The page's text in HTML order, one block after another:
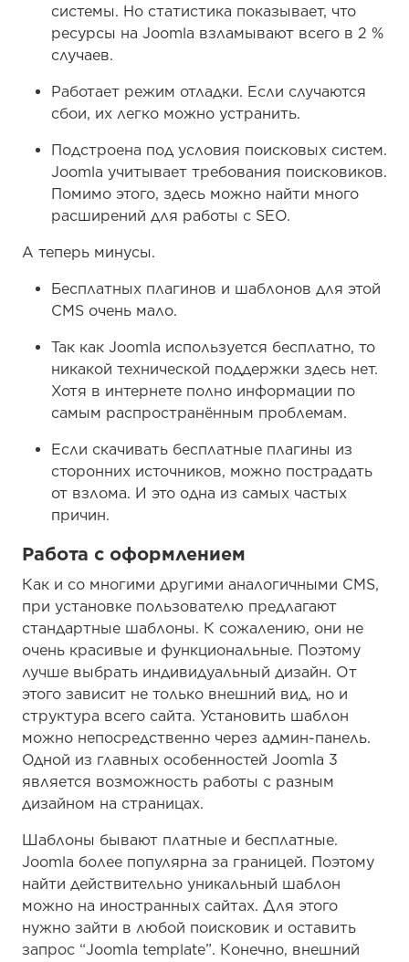
системы. Но статистика показывает, что
ресурсы на Joomla взламывают всего в 2 %
случаев.
Работает режим отладки. Если случаются
сбои, их легко можно устранить.
Подстроена под условия поисковых систем.
Joomla учитывает требования поисковиков.
Помимо этого, здесь можно найти много
расширений для работы с SEO.
А теперь минусы.
Бесплатных плагинов и шаблонов для этой
CMS очень мало.
Так как Joomla используется бесплатно, то
никакой технической поддержки здесь нет.
Хотя в интернете полно информации по
самым распространённым проблемам.
Если скачивать бесплатные плагины из
сторонних источников, можно пострадать
от взлома. И это одна из самых частых
причин.
Работа с оформлением
Как и со многими другими аналогичными CMS,
при установке пользователю предлагают
стандартные шаблоны. К сожалению, они не
очень красивые и функциональные. Поэтому
лучше выбрать индивидуальный дизайн. От
этого зависит не только внешний вид, но и
структура всего сайта. Установить шаблон
можно непосредственно через админ-панель.
Одной из главных особенностей Joomla 3
является возможность работы с разным
дизайном на страницах.
Шаблоны бывают платные и бесплатные.
Joomla более популярна за границей. Поэтому
найти действительно уникальный шаблон
можно на иностранных сайтах. Для этого
нужно зайти в любой поисковик и оставить
запрос “Joomla template”. Конечно, внешний